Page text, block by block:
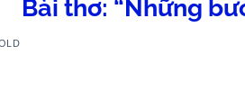
Bài thơ: “Những